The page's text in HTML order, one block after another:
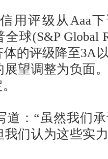
用评级从Aaa
全球(S&P Global
的评级降至3A
望调整为负面
道：“虽然我们
们认为这些实